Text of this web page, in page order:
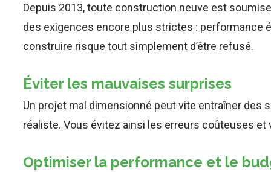
Depuis 2013, toute construction neuve est
des exigences encore plus strictes : performance
construire risque tout simplement d’être refusé.
Éviter les mauvaises surprises
Un projet mal dimensionné peut vite entraîner des
réaliste. Vous évitez ainsi les erreurs coûteuses
Optimiser la performance et le